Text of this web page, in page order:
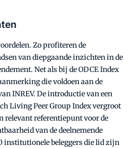
Zo profiteren de
van diepgaande inzichten in de
Net als bij de ODCE Index
die voldoen aan de
INREV. De introductie van een
Living Peer Group Index vergroot
relevant referentiepunt voor de
van de deelnemende
institutionele beleggers die lid zijn